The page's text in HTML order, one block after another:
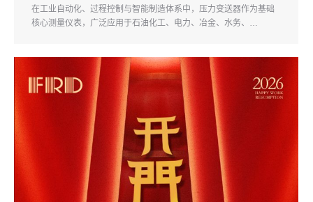
在工业自动化、过程控制与智能制造体系中，压力变送器作为基础
核心测量仪表，广泛应用于石油化工、电力、冶金、水务、…